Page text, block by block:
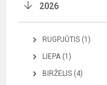
2026
RUGPJŪTIS (1)
LIEPA (1)
BIRŽELIS (4)